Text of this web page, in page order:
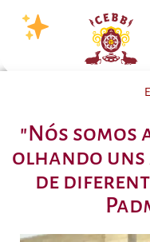
"Nós somos
olhando
de